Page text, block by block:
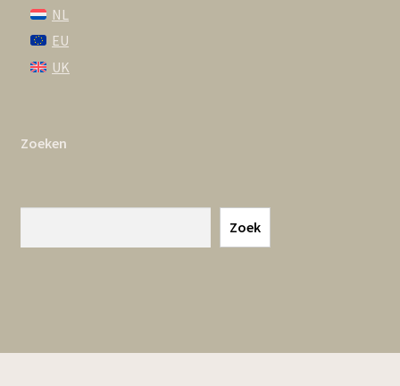
NL
EU
UK
Zoeken
Zoek